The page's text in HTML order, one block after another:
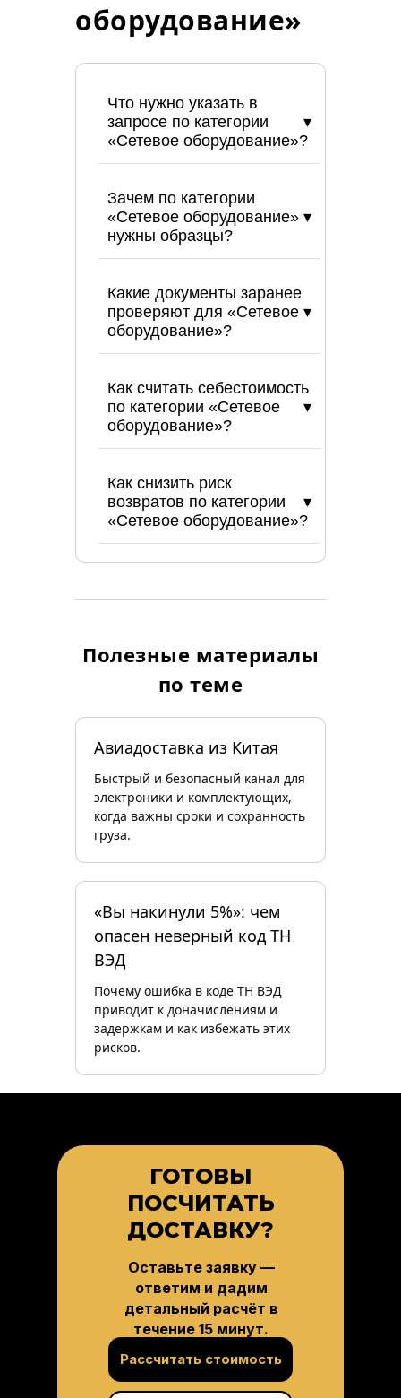
оборудование»
Что нужно указать в
запросе по категории
«Сетевое оборудование»?
Зачем по категории
«Сетевое оборудование»
нужны образцы?
Какие документы заранее
проверяют для «Сетевое
оборудование»?
Как считать себестоимость
по категории «Сетевое
оборудование»?
Как снизить риск
возвратов по категории
«Сетевое оборудование»?
Полезные материалы
по теме
Авиадоставка из Китая
Быстрый и безопасный канал для
электроники и комплектующих,
когда важны сроки и сохранность
груза.
«Вы накинули 5%»: чем
опасен неверный код ТН
ВЭД
Почему ошибка в коде ТН ВЭД
приводит к доначислениям и
задержкам и как избежать этих
рисков.
Рассчитать стоимость
ГОТОВЫ
ПОСЧИТАТЬ
ДОСТАВКУ?
Оставьте заявку —
ответим и дадим
детальный расчёт в
течение 15 минут.